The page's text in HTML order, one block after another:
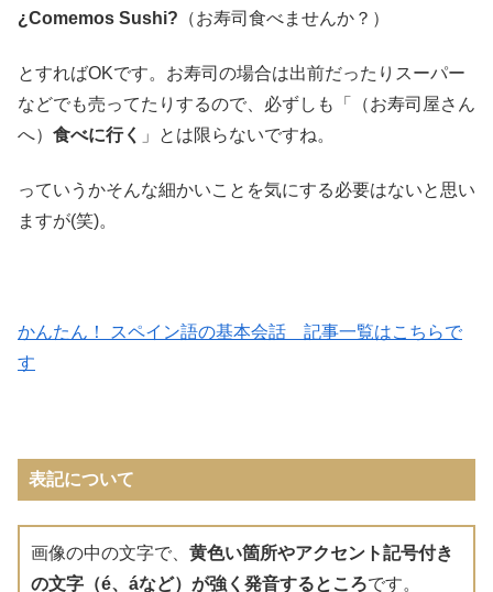
¿Comemos Sushi? （お寿司食べませんか？）
とすればOKです。お寿司の場合は出前だったりスーパー
などでも売ってたりするので、必ずしも「（お寿司屋さん
へ） 食べに行く 」とは限らないですね。
っていうかそんな細かいことを気にする必要はないと思い
ますが(笑)。
かんたん！ スペイン語の基本会話 記事一覧はこちらで
す
表記について
画像の中の文字で、 黄色い箇所やアクセント記号付き
の文字（é、áなど）が強く発音するところです。